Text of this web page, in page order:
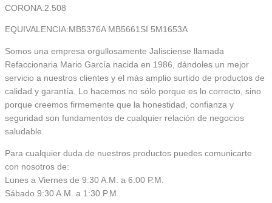
CORONA:2.508
EQUIVALENCIA:MB5376A MB5661SI 5M1653A
Somos una empresa orgullosamente Jalisciense llamada
Refaccionaria Mario García nacida en 1986, dándoles un mejor
servicio a nuestros clientes y el más amplio surtido de productos de
calidad y garantía. Lo hacemos no sólo porque es lo correcto, sino
porque creemos firmemente que la honestidad, confianza y
seguridad son fundamentos de cualquier relación de negocios
saludable.
Para cualquier duda de nuestros productos puedes comunicarte
con nosotros de:
Lunes a Viernes de 9:30 A.M. a 6:00 P.M.
Sábado 9:30 A.M. a 1:30 P.M.